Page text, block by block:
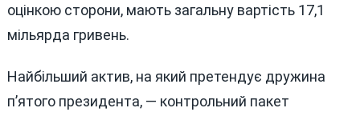
оцінкою сторони, мають загальну вартість 17,1
мільярда гривень.
Найбільший актив, на який претендує дружина
п’ятого президента, — контрольний пакет